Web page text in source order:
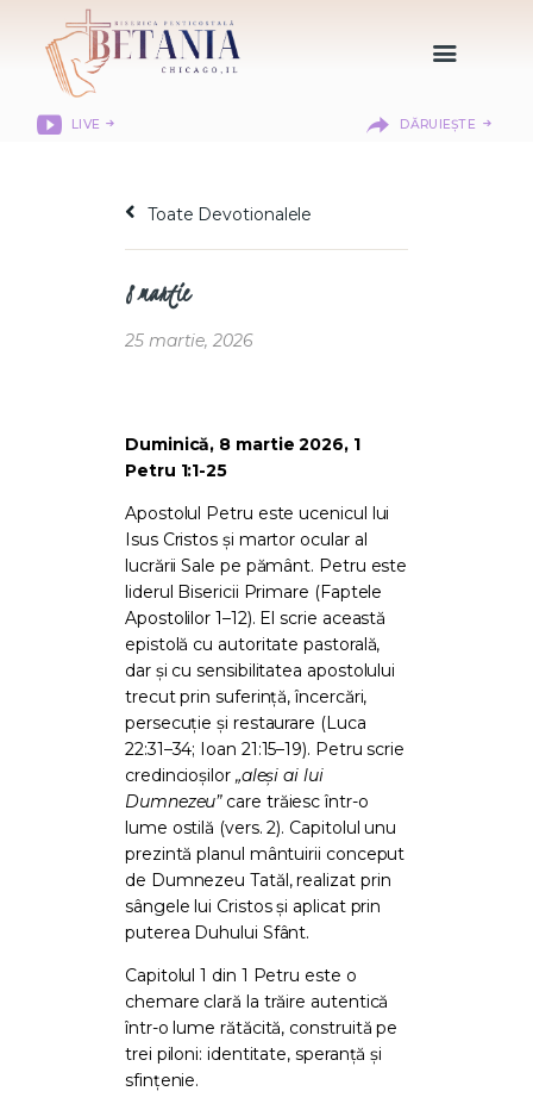
LIVE DĂRUIEȘTE
DESPRE NOI
CITIREA BIBLIEI
MISIUNEA BETANIA
LOGIN MEMBER
PORTAL
Toate Devotionalele
8 martie
25 martie, 2026
Duminică, 8 martie 2026, 1
Petru 1:1-25
Apostolul Petru este ucenicul lui
Isus Cristos și martor ocular al
lucrării Sale pe pământ. Petru este
liderul Bisericii Primare (Faptele
Apostolilor 1–12). El scrie această
epistolă cu autoritate pastorală,
dar și cu sensibilitatea apostolului
trecut prin suferință, încercări,
persecuție și restaurare (Luca
22:31–34; Ioan 21:15–19). Petru scrie
credincioșilor „aleși ai lui
Dumnezeu”care trăiesc într-o
lume ostilă (vers. 2). Capitolul unu
prezintă planul mântuirii conceput
de Dumnezeu Tatăl, realizat prin
sângele lui Cristos și aplicat prin
puterea Duhului Sfânt.
Capitolul 1 din 1 Petru este o
chemare clară la trăire autentică
într-o lume rătăcită, construită pe
trei piloni: identitate, speranță și
sfințenie.